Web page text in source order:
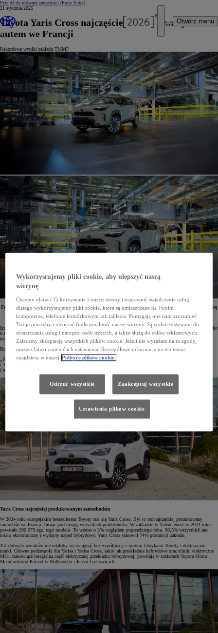
Przejdź do głównej zawartości (Press Enter)
Otwórz menu
21 stycznia 2025
Toyota Yaris Cross najczęściej produkowanym
autem we Francji
Rekordowe wyniki zakładu TMMF
Fabryka Toyota Motor Manufacturing France (TMMF) wyprodukowała w 2024 roku rekordową liczbę
pojazdów – 279 613. W zakładzie w Valenciennes powstają takie modele, jak Yaris i Yaris Cross.
W minionym roku miejski crossover Toyoty był najczęściej wytwarzanym samochodem we Francji.
Istniejący od 2001 roku zakład Toyoty w północnej Francji pobił swój ubiegłoroczny rekord produkcji o blisko
6 tys. egzemplarzy. 279 613 wyprodukowanych pojazdów pozwoliło utrzymać status największej fabryki
motoryzacyjnej we Francji (wg danych Inovev).
Rodolphe Delaunay, prezes Toyota Manufacturing France, tak to podsumował:
„Nowy rekord produkcji to efekt stale rosnącego zainteresowania klientów naszymi samochodami. Yaris
i Yaris Cross doskonale radzą sobie na bardzo konkurencyjnym rynku za sprawą swojej wysokiej jakości
i niezawodności. Obecnie wszystkie produkowane u nas pojazdy mają napęd hybrydowy”.
Yaris Cross najczęściej produkowanym samochodem
W 2024 roku europejskim bestsellerem Toyoty stał się Yaris Cross. Był to też najczęściej produkowany
samochód we Francji, biorąc pod uwagę wszystkich producentów. W zakładzie w Valenciennes w 2024 roku
powstało 206 679 egz. tego modelu. To wzrost o 3% względem poprzedniego roku. 98,5% wszystkich aut
miało ekonomiczny i wydajny napęd hybrydowy. Yaris Cross stanowił 74% produkcji zakładu.
Tak dobrych wyników nie udałoby się osiągnąć bez współpracy z innymi fabrykami Toyoty i dostawcami
marki. Główne podzespoły dla Yarisa i Yarisa Cross, takie jak przekładnie hybrydowe oraz silniki elektryczne
MG1 stanowiące integralną część elektrycznej przekładni hybrydowej, powstają w zakładach Toyota Motor
Manufacturing Poland w Wałbrzychu i Jelczu-Laskowicach.
Wykorzystujemy pliki cookie, aby ulepszyć naszą
witrynę
Chcemy ułatwić Ci korzystanie z naszej strony i usprawnić świadczenie usług,
dlatego wykorzystujemy pliki cookie, które są umieszczane na Twoim
komputerze, telefonie komórkowym lub tablecie. Pomagają one nam zrozumieć
Twoje potrzeby i ulepszać funkcjonalność naszej witryny. Są wykorzystywane do
dostarczania usług i narzędzi osób trzecich, a także służą do celów reklamowych.
Zalecamy akceptację wszystkich plików cookie. Jeżeli nie wyrażasz na to zgody,
możesz łatwo zmienić ich ustawienia. Szczegółowe informacje na ten temat
znajdziesz w naszej Polityce plików cookie.
Odrzuć wszystkie Zaakceptuj wszystkie
Ustawienia plików cookie